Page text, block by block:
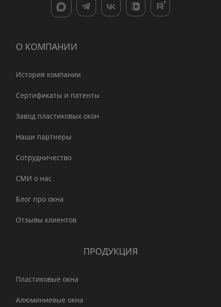
О КОМПАНИИ
История компании
Сертификаты и патенты
Завод пластиковых окон
Наши партнеры
Сотрудничество
СМИ о нас
Блог про окна
Отзывы клиентов
ПРОДУКЦИЯ
Пластиковые окна
Алюминиевые окна